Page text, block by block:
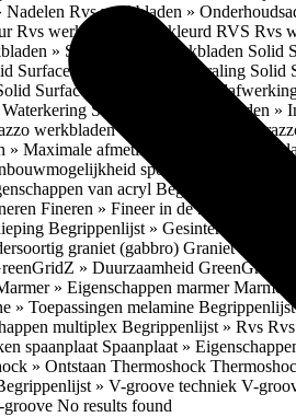
Nadelen Rvs werkbladen »
Rvs werkbladen » Gekleurd RVS Rvs
» Solid Surface werkbladen Solid
Surface werkbladen » Uitstraling Solid
Surface werkbladen »
WaterkeringSolid Surface werkbladen »
werkbladen » Eigenschappen
» Maximale afmetingen Terrazzo
spoelbak Terrazzo
van acryl Begrippenlijst »
Fineren » Fineer in de keuken
Begrippenlijst » Gesinterd
graniet (gabbro) Graniet » Gneis
» Duurzaamheid GreenGridz
» Eigenschappen marmerMarmer
» Toepassingen melamine
multiplex Begrippenlijst » Rvs
spaanplaat Spaanplaat »
» Ontstaan Thermoshock
» V-groove techniek V-
groove No results found